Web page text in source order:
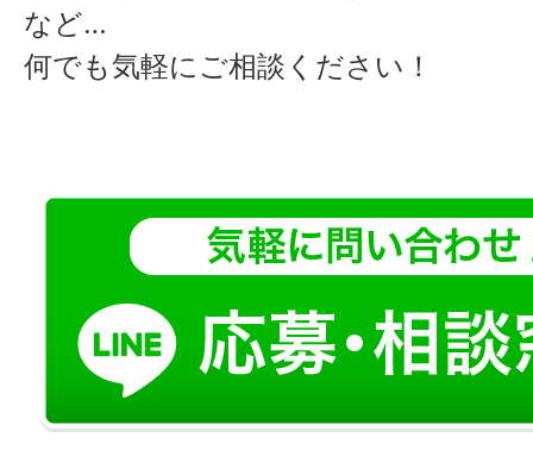
など…
何でも気軽にご相談ください！